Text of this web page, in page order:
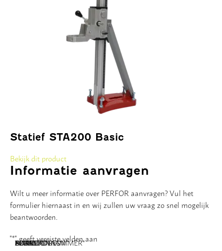
Statief STA200 Basic
Bekijk dit product
Informatie aanvragen
Wilt u meer informatie over PERFOR aanvragen? Vul het
formulier hiernaast in en wij zullen uw vraag zo snel mogelijk
beantwoorden.
"*" geeft vereiste velden aan
NAAM*
BEDRIJFSNAAM*
E-MAILADRES*
TELEFOONNUMMER*
POSTCODE
ADRES
BERICHT*